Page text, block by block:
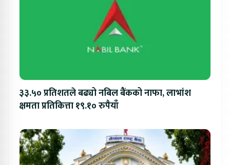
३३.५० प्रतिशतले बढ्यो नबिल बैंकको नाफा, लाभांश
क्षमता प्रतिकित्ता १९.१० रुपैयाँ